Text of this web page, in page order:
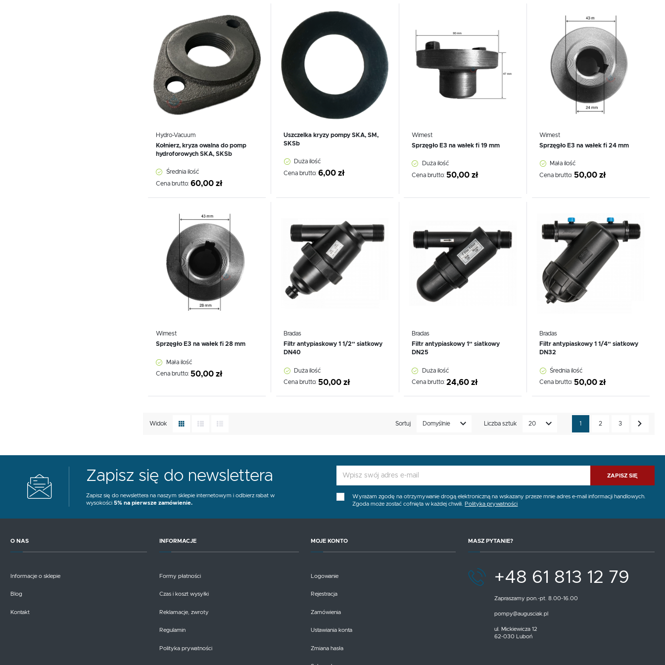
Hydro-Vacuum
Kołnierz, kryza owalna do pomp
hydroforowych SKA, SKSb
Średnia ilość
Cena brutto: 60,00 zł
Uszczelka kryzy pompy SKA, SM,
SKSb
Duża ilość
Cena brutto:6,00 zł
Dodaj do schowka
Wimest
Sprzęgło E3 na wałek fi 19 mm
Duża ilość
Cena brutto: 50,00 zł
Wimest
Sprzęgło E3 na wałek fi 24 mm
Mała ilość
Cena brutto: 50,00 zł
Wimest
Sprzęgło E3 na wałek fi 28 mm
Mała ilość
Cena brutto: 50,00 zł
Bradas
Filtr antypiaskowy 1 1/2” siatkowy
DN40
Duża ilość
Cena brutto: 50,00 zł
Bradas
Filtr antypiaskowy 1” siatkowy
DN25
Duża ilość
Cena brutto: 24,60 zł
Bradas
Filtr antypiaskowy 1 1/4” siatkowy
DN32
Średnia ilość
Cena brutto: 50,00 zł
Widok Sortuj Domyślnie Liczba sztuk 20 1 2 3
Zapisz się do newslettera
Zapisz się do newslettera na naszym sklepie internetowym i odbierz rabat w
wysokości5% na pierwsze zamówienie.
ZAPISZ SIĘ
Wyrażam zgodę na otrzymywanie drogą elektroniczną na wskazany przeze mnie adres e-mail informacji handlowych.
Zgoda może zostać cofnięta w każdej chwili. Polityka prywatności
O NAS
Informacje o sklepie
Blog
Kontakt
INFORMACJE
Formy płatności
Czas i koszt wysyłki
Reklamacje, zwroty
Regulamin
Polityka prywatności
MOJE KONTO
Logowanie
Rejestracja
Zamówienia
Ustawiania konta
Zmiana hasła
MASZ PYTANIE?
+48 61 813 12 79
Zapraszamy pon.-pt. 8.00-16.00
pompy@augusciak.pl
ul. Mickiewicza 12
62-030 Luboń
Promocyjne pliki cookies służą do prezentowania Ci naszych komunikatów na podstawie analizy
Twoich upodobań oraz Twoich zwyczajów dotyczących przeglądanej witryny internetowej. Treści
promocyjne mogą pojawić się na stronach podmiotów trzecich lub firm będących naszymi partnerami
oraz innych dostawców usług. Firmy te działają w charakterze pośredników prezentujących nasze
treści w postaci wiadomości, ofert, komunikatów mediów społecznościowych.
Więcej